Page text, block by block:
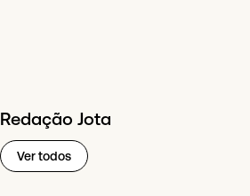
Redação Jota
Ver todos